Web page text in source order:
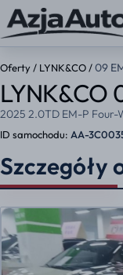
Oferty / LYNK&CO /09
LYNK&CO
2025 2.0TD EM-P Four-
ID samochodu: AA-